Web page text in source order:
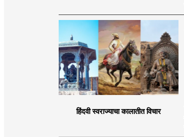
हिंदवी स्वराज्याचा कालातीत विचार